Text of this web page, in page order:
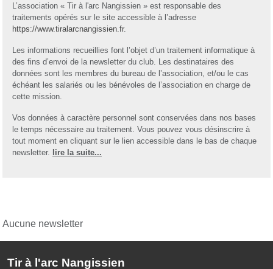
L’association « Tir à l'arc Nangissien » est responsable des
traitements opérés sur le site accessible à l’adresse
https://www.tiralarcnangissien.fr.
Les informations recueillies font l’objet d’un traitement informatique à
des fins d’envoi de la newsletter du club. Les destinataires des
données sont les membres du bureau de l’association, et/ou le cas
échéant les salariés ou les bénévoles de l’association en charge de
cette mission.
Vos données à caractère personnel sont conservées dans nos bases
le temps nécessaire au traitement. Vous pouvez vous désinscrire à
tout moment en cliquant sur le lien accessible dans le bas de chaque
newsletter. lire la suite...
Aucune newsletter
Tir à l'arc Nangissien